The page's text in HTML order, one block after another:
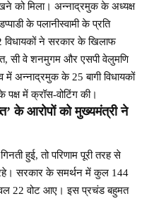
मिला। अन्नाद्रमुक के अध्यक्ष
के पलानीस्वामी के प्रति
विधायकों ने सरकार के खिलाफ
सी वे शनमुगम और एसपी वेलुमणि
अन्नाद्रमुक के 25 बागी विधायकों
में क्रॉस-वोटिंग की।
के आरोपों को मुख्यमंत्री ने
हुई, तो परिणाम पूरी तरह से
सरकार के समर्थन में कुल 144
22 वोट आए। इस प्रचंड बहुमत